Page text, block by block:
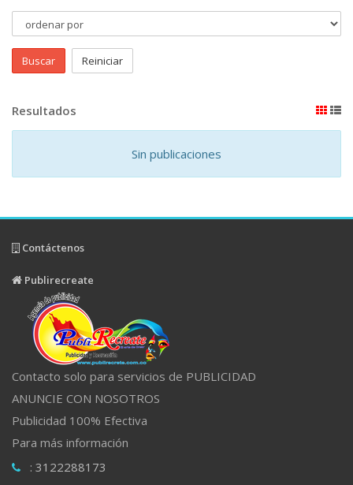
Buscar Reiniciar
Resultados
Sin publicaciones
Contáctenos
Publirecreate
Contacto solo para servicios de PUBLICIDAD
ANUNCIE CON NOSOTROS
Publicidad 100% Efectiva
Para más información
: 3122288173